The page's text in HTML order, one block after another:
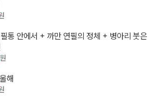
통 안에서 + 까만 연필의 정체 + 병아리 붓은
원
해